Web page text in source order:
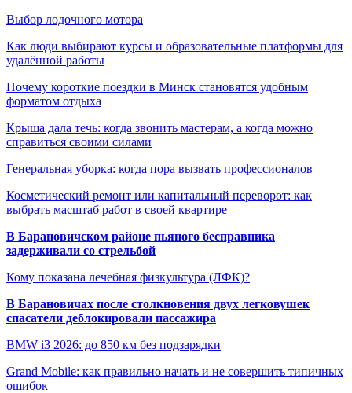
Выбор лодочного мотора
Как люди выбирают курсы и образовательные платформы для
удалённой работы
Почему короткие поездки в Минск становятся удобным
форматом отдыха
Крыша дала течь: когда звонить мастерам, а когда можно
справиться своими силами
Генеральная уборка: когда пора вызвать профессионалов
Косметический ремонт или капитальный переворот: как
выбрать масштаб работ в своей квартире
В Барановичском районе пьяного бесправника
задерживали со стрельбой
Кому показана лечебная физкультура (ЛФК)?
В Барановичах после столкновения двух легковушек
спасатели деблокировали пассажира
BMW i3 2026: до 850 км без подзарядки
Grand Mobile: как правильно начать и не совершить типичных
ошибок